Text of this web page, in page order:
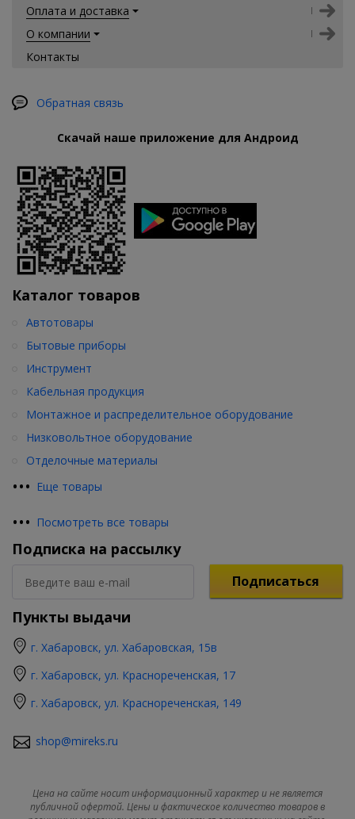
Оплата и доставка
О компании
Контакты
Обратная связь
Скачай наше приложение для Андроид
Каталог товаров
••• Еще товары
Автотовары
Бытовые приборы
Инструмент
Кабельная продукция
Монтажное и распределительное оборудование
Низковольтное оборудование
Отделочные материалы
••• Посмотреть все товары
Подписка на рассылку
Подписаться
Пункты выдачи
г. Хабаровск, ул. Хабаровская, 15в
г. Хабаровск, ул. Краснореченская, 17
г. Хабаровск, ул. Краснореченская, 149
shop@mireks.ru
Цена на сайте носит информационный характер и не является
публичной офертой. Цены и фактическое количество товаров в